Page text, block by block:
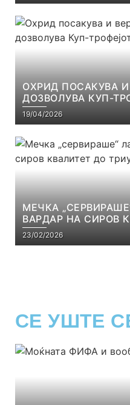
ОХРИД ПОСАКУВА И
ДОЗВОЛУВА КУП-
ОД СКОПЈЕ
19/04/2026
МЕЧКА
ВАРДАР НА СИРОВ
ВО АВТОКОМАНДА
23/02/2026
СЕ УШТЕ